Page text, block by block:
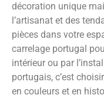
décoration unique
l’artisanat et des
pièces dans votre
carrelage portugal
intérieur ou par
portugais, c’est
en couleurs et en